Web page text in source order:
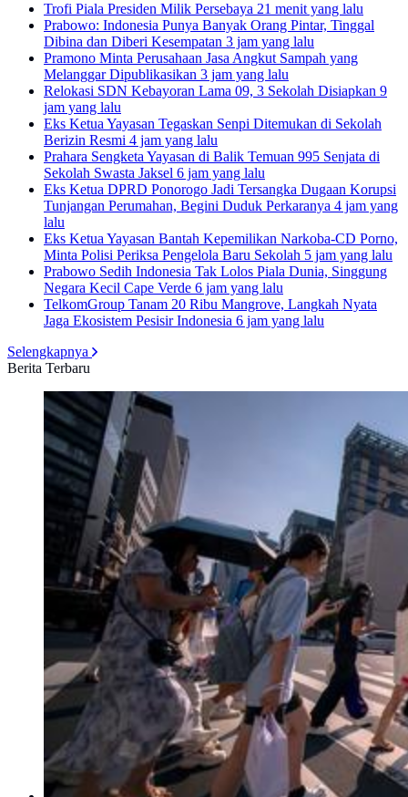
Trofi Piala Presiden Milik Persebaya 21 menit yang lalu
Prabowo: Indonesia Punya Banyak Orang Pintar, Tinggal
Dibina dan Diberi Kesempatan 3 jam yang lalu
Pramono Minta Perusahaan Jasa Angkut Sampah yang
Melanggar Dipublikasikan 3 jam yang lalu
Relokasi SDN Kebayoran Lama 09, 3 Sekolah Disiapkan 9
jam yang lalu
Eks Ketua Yayasan Tegaskan Senpi Ditemukan di Sekolah
Berizin Resmi 4 jam yang lalu
Prahara Sengketa Yayasan di Balik Temuan 995 Senjata di
Sekolah Swasta Jaksel 6 jam yang lalu
Eks Ketua DPRD Ponorogo Jadi Tersangka Dugaan Korupsi
Tunjangan Perumahan, Begini Duduk Perkaranya 4 jam yang
lalu
Eks Ketua Yayasan Bantah Kepemilikan Narkoba-CD Porno,
Minta Polisi Periksa Pengelola Baru Sekolah 5 jam yang lalu
Prabowo Sedih Indonesia Tak Lolos Piala Dunia, Singgung
Negara Kecil Cape Verde 6 jam yang lalu
TelkomGroup Tanam 20 Ribu Mangrove, Langkah Nyata
Jaga Ekosistem Pesisir Indonesia 6 jam yang lalu
Selengkapnya
Berita Terbaru